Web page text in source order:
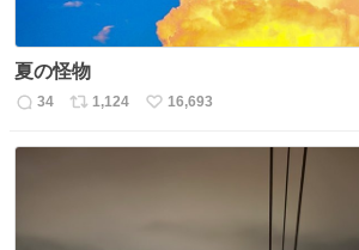
夏の怪物
返
34
リ
1,124
い
16,693